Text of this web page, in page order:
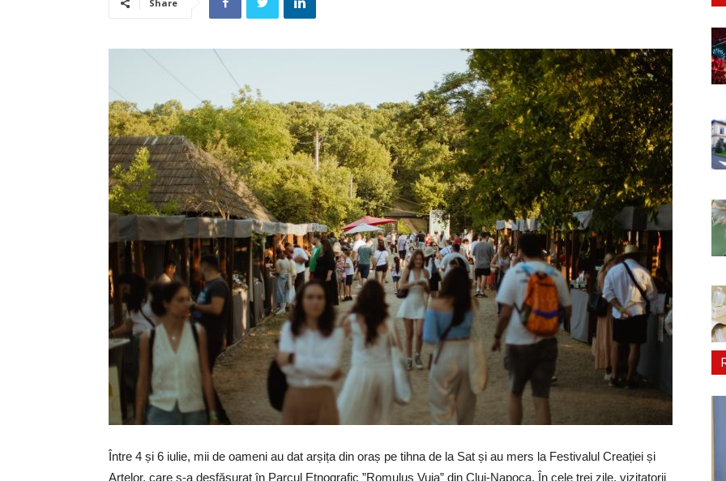
Share
Între 4 și 6 iulie, mii de oameni au dat arșița din oraș pe tihna de la Sat și au mers la Festivalul Creației și
Artelor, care s-a desfășurat în Parcul Etnografic ”Romulus Vuia” din Cluj-Napoca. În cele trei zile, vizitatorii